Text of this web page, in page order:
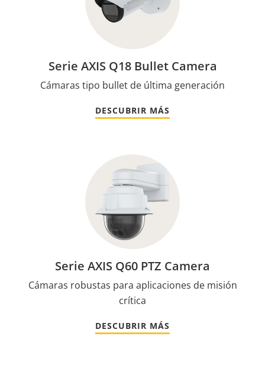
Serie AXIS Q18 Bullet Camera
Cámaras tipo bullet de última generación
DESCUBRIR MÁS
Serie AXIS Q60 PTZ Camera
Cámaras robustas para aplicaciones de misión
crítica
DESCUBRIR MÁS